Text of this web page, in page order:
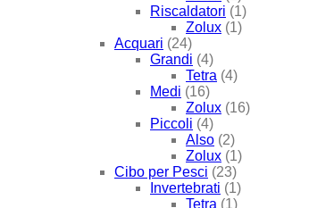
Riscaldatori (1)
Zolux (1)
Acquari (24)
Grandi (4)
Tetra (4)
Medi (16)
Zolux (16)
Piccoli (4)
Also (2)
Zolux (1)
Cibo per Pesci (23)
Invertebrati (1)
Tetra (1)